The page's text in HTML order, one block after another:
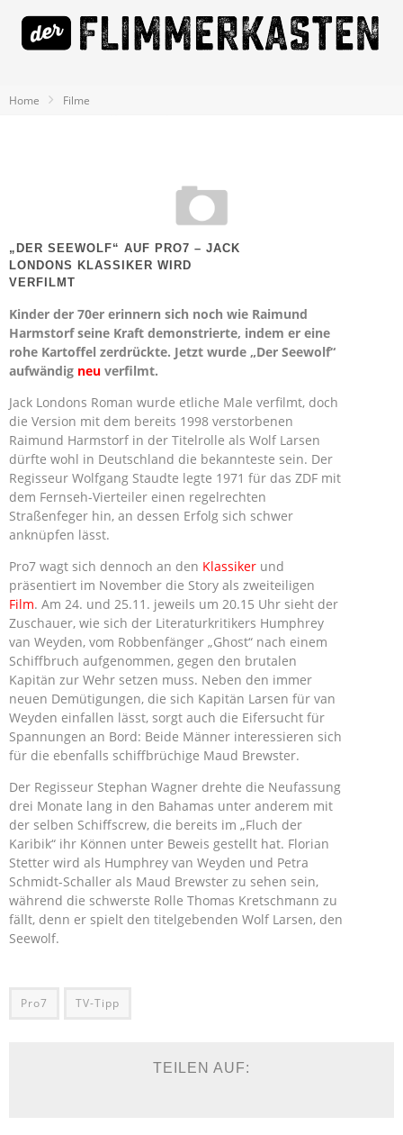
Home Filme
„DER SEEWOLF“ AUF PRO7 – JACK
LONDONS KLASSIKER WIRD
VERFILMT
Kinder der 70er erinnern sich noch wie Raimund
Harmstorf seine Kraft demonstrierte, indem er eine
rohe Kartoffel zerdrückte. Jetzt wurde „Der Seewolf“
aufwändig neu verfilmt.
Jack Londons Roman wurde etliche Male verfilmt, doch
die Version mit dem bereits 1998 verstorbenen
Raimund Harmstorf in der Titelrolle als Wolf Larsen
dürfte wohl in Deutschland die bekannteste sein. Der
Regisseur Wolfgang Staudte legte 1971 für das ZDF mit
dem Fernseh-Vierteiler einen regelrechten
Straßenfeger hin, an dessen Erfolg sich schwer
anknüpfen lässt.
Pro7 wagt sich dennoch an den Klassiker und
präsentiert im November die Story als zweiteiligen
Film. Am 24. und 25.11. jeweils um 20.15 Uhr sieht der
Zuschauer, wie sich der Literaturkritikers Humphrey
van Weyden, vom Robbenfänger „Ghost“ nach einem
Schiffbruch aufgenommen, gegen den brutalen
Kapitän zur Wehr setzen muss. Neben den immer
neuen Demütigungen, die sich Kapitän Larsen für van
Weyden einfallen lässt, sorgt auch die Eifersucht für
Spannungen an Bord: Beide Männer interessieren sich
für die ebenfalls schiffbrüchige Maud Brewster.
Der Regisseur Stephan Wagner drehte die Neufassung
drei Monate lang in den Bahamas unter anderem mit
der selben Schiffscrew, die bereits im „Fluch der
Karibik“ ihr Können unter Beweis gestellt hat. Florian
Stetter wird als Humphrey van Weyden und Petra
Schmidt-Schaller als Maud Brewster zu sehen sein,
während die schwerste Rolle Thomas Kretschmann zu
fällt, denn er spielt den titelgebenden Wolf Larsen, den
Seewolf.
Pro7 TV-Tipp
TEILEN AUF: